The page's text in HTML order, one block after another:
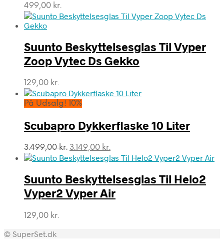
499,00 kr.
Suunto Beskyttelsesglas Til Vyper
Zoop Vytec Ds Gekko
129,00 kr.
På Udsalg! 10%
Scubapro Dykkerflaske 10 Liter
3.499,00kr. Den
oprindelige
var:
3.499,00 kr..
3.149,00 kr.
aktuelle
er:
3.149,00 kr..
Suunto Beskyttelsesglas Til Helo2
Vyper2 Vyper Air
129,00 kr.
© SuperSet.dk